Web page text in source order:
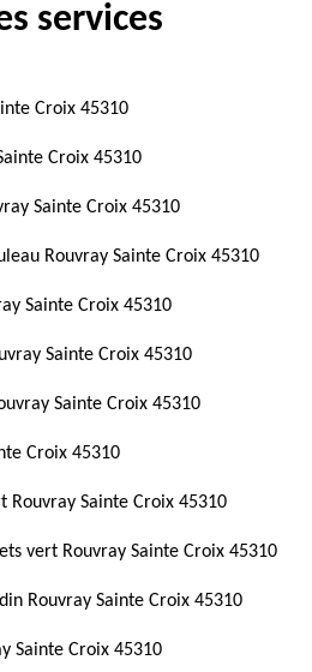
services
Croix 45310
Croix 45310
Sainte Croix 45310
Rouvray Sainte Croix 45310
Sainte Croix 45310
Sainte Croix 45310
Sainte Croix 45310
Croix 45310
Rouvray Sainte Croix 45310
vert Rouvray Sainte Croix 45310
Rouvray Sainte Croix 45310
Sainte Croix 45310